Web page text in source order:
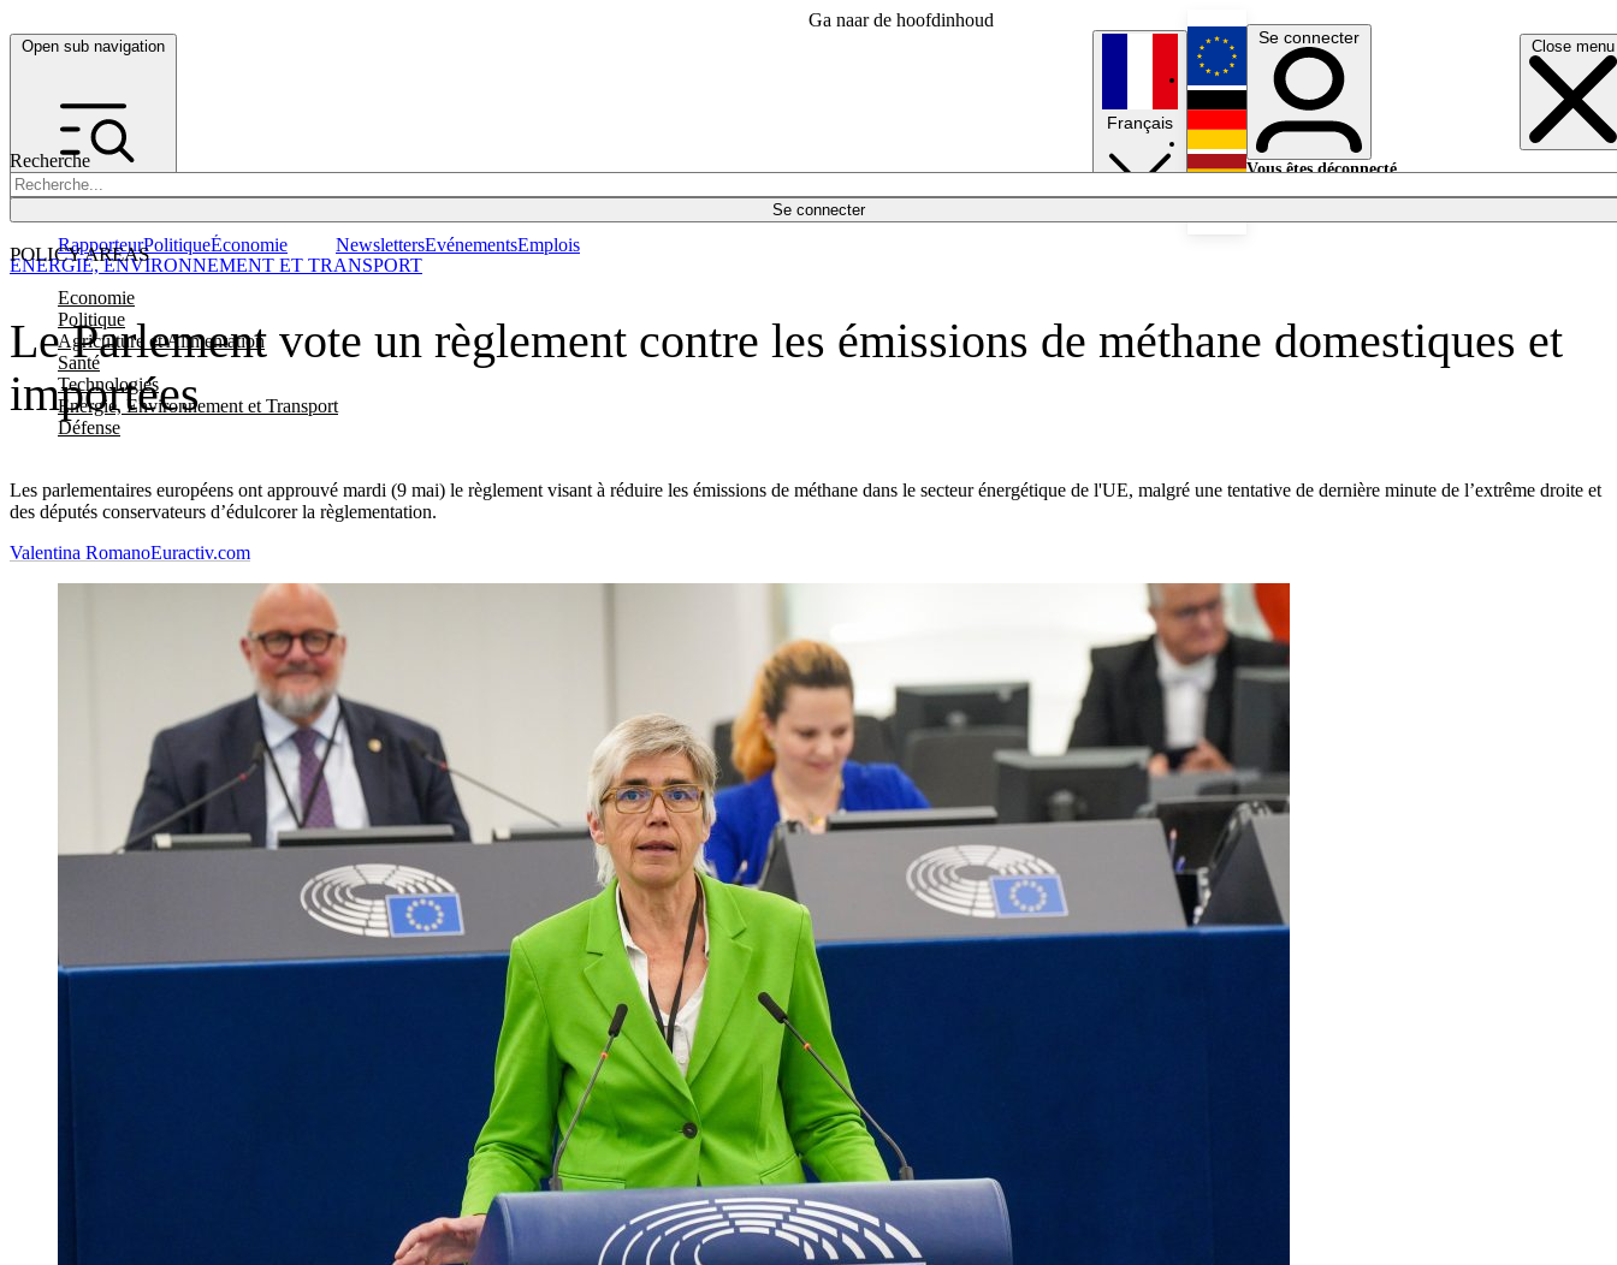
Ga naar de hoofdinhoud
Open sub navigation Close menu
Recherche
Se connecter
POLICY AREAS
Economie
Politique
Agriculture et Alimentation
Santé
Technologies
Energie, Environnement et Transport
Défense
RapporteurPolitiqueÉconomie NewslettersEvénementsEmplois
Français
English
Deutsch
Se connecter
Vous êtes déconnecté.
Le Parlement vote un règlement contre les émissions de méthane domestiques et
importées
Les parlementaires européens ont approuvé mardi (9 mai) le règlement visant à réduire les émissions de méthane dans le secteur énergétique de l'UE, malgré une tentative de dernière minute de l’extrême droite et
des députés conservateurs d’édulcorer la règlementation.
ENERGIE, ENVIRONNEMENT ET TRANSPORT
Valentina RomanoEuractiv.com